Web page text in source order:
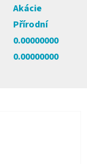
Akácie
Přírodní
0.00000000
0.00000000